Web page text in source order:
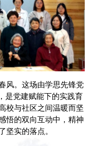
风。这场由学思先锋党
是党建赋能下的实践育
校与社区之间温暖而坚
悟的双向互动中，精神
坚实的落点。